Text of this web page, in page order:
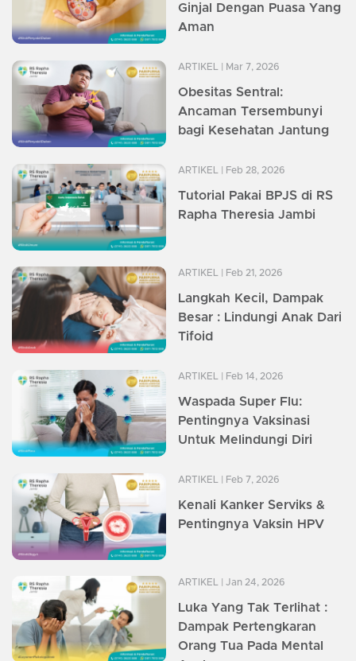
Ginjal Dengan Puasa Yang
Aman
ARTIKEL | Mar 7, 2026
Obesitas Sentral:
Ancaman Tersembunyi
bagi Kesehatan Jantung
ARTIKEL | Feb 28, 2026
Tutorial Pakai BPJS di RS
Rapha Theresia Jambi
ARTIKEL | Feb 21, 2026
Langkah Kecil, Dampak
Besar : Lindungi Anak Dari
Tifoid
ARTIKEL | Feb 14, 2026
Waspada Super Flu:
Pentingnya Vaksinasi
Untuk Melindungi Diri
ARTIKEL | Feb 7, 2026
Kenali Kanker Serviks &
Pentingnya Vaksin HPV
ARTIKEL | Jan 24, 2026
Luka Yang Tak Terlihat :
Dampak Pertengkaran
Orang Tua Pada Mental